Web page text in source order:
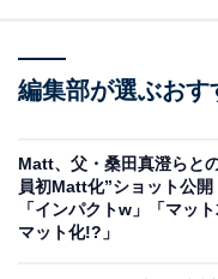
編集部が選ぶおす
Matt、父・桑田真澄らと
員初Matt化”ショット公開
「インパクトw」「マッ
マット化!?」